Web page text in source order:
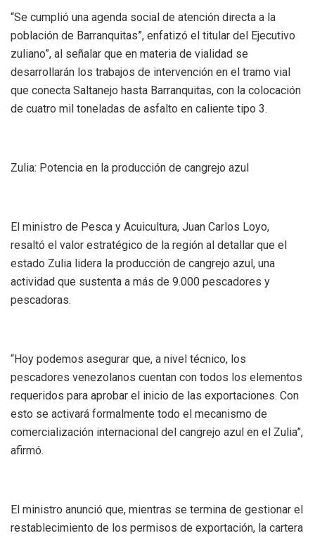
“Se cumplió una agenda social de atención directa a la
población de Barranquitas”, enfatizó el titular del Ejecutivo
zuliano”, al señalar que en materia de vialidad se
desarrollarán los trabajos de intervención en el tramo vial
que conecta Saltanejo hasta Barranquitas, con la colocación
de cuatro mil toneladas de asfalto en caliente tipo 3.
Zulia: Potencia en la producción de cangrejo azul
El ministro de Pesca y Acuicultura, Juan Carlos Loyo,
resaltó el valor estratégico de la región al detallar que el
estado Zulia lidera la producción de cangrejo azul, una
actividad que sustenta a más de 9.000 pescadores y
pescadoras.
“Hoy podemos asegurar que, a nivel técnico, los
pescadores venezolanos cuentan con todos los elementos
requeridos para aprobar el inicio de las exportaciones. Con
esto se activará formalmente todo el mecanismo de
comercialización internacional del cangrejo azul en el Zulia”,
afirmó.
El ministro anunció que, mientras se termina de gestionar el
restablecimiento de los permisos de exportación, la cartera